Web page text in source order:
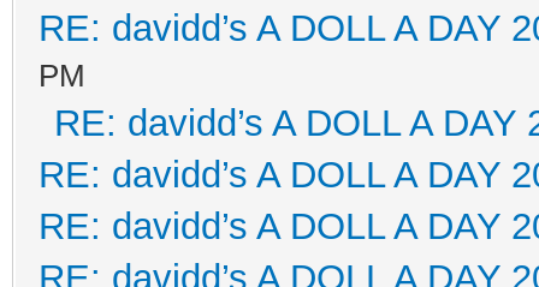
RE: davidd’s A DOLL A DAY
PM
RE: davidd’s A DOLL A DAY
RE: davidd’s A DOLL A DAY
RE: davidd’s A DOLL A DAY
RE: davidd’s A DOLL A DAY